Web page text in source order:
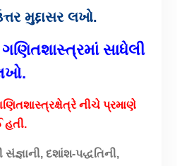
મુદ્દાસર લખો.
સાધેલી
નીચે પ્રમાણે
હતી.
દશાંશ-પદ્ધતિની,